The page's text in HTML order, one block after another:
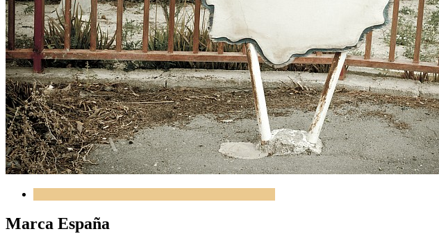
Marca España